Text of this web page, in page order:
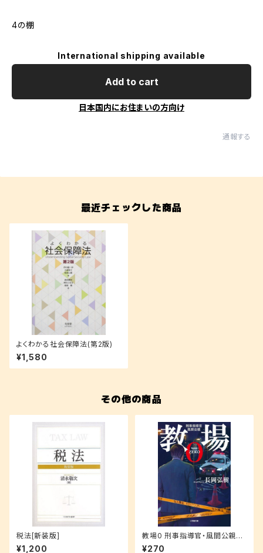
4の棚
International shipping available
Add to cart
日本国内にお住まいの方向け
通報する
最近チェックした商品
よくわかる社会保障法(第2版)
¥1,580
その他の商品
税法[新装版]
¥1,200
教場0 刑事指導官・風間公親
(小学館文庫 な 17-4)
¥270